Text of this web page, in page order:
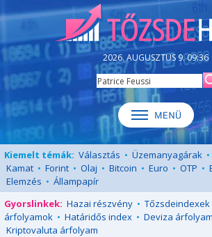
2026. AUGUSZTUS 9. 09:36
Kiemelt témák: Választás • Üzemanyagárak •
Kamat • Forint • Olaj • Bitcoin • Euro • OTP •
Elemzés • Állampapír
Gyorslinkek: Hazai részvény • Tőzsdeindexek
árfolyamok • Határidős index • Deviza árfolyam
Kriptovaluta árfolyam